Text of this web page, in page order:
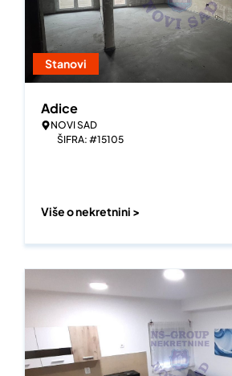
Stanovi
Adice
NOVI SAD
ŠIFRA: #15105
Više o nekretnini >